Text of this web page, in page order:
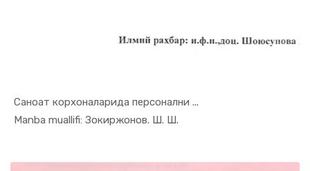
Саноат корхоналарида персонални ...
Manba muallifi: Зокиржонов. Ш. Ш.
In Marketi...